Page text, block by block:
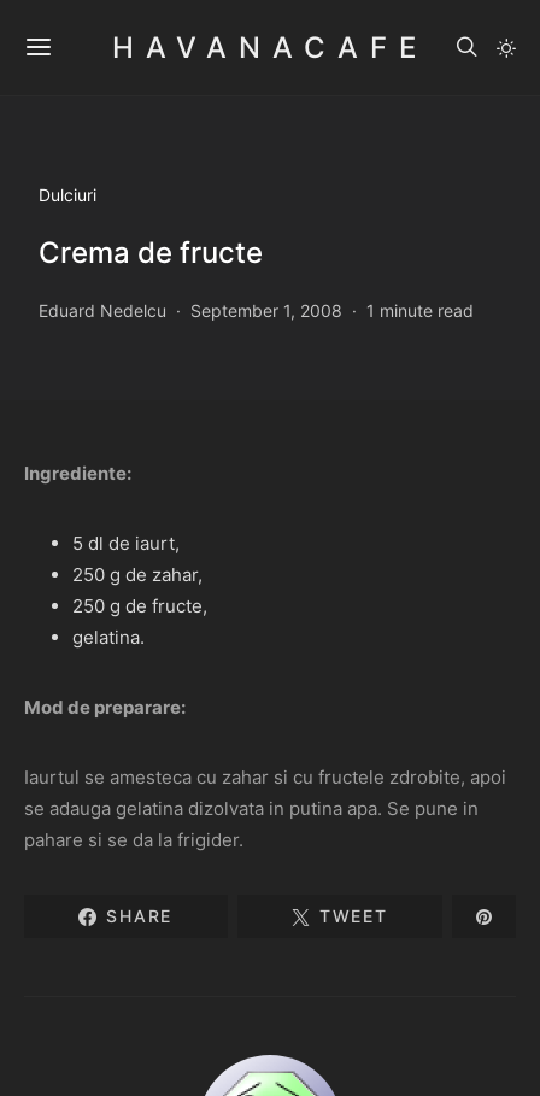
HAVANACAFE
Dulciuri
Crema de fructe
Eduard Nedelcu September 1, 2008 1 minute read
Ingrediente:
5 dl de iaurt,
250 g de zahar,
250 g de fructe,
gelatina.
Mod de preparare:
Iaurtul se amesteca cu zahar si cu fructele zdrobite, apoi
se adauga gelatina dizolvata in putina apa. Se pune in
pahare si se da la frigider.
SHARE TWEET